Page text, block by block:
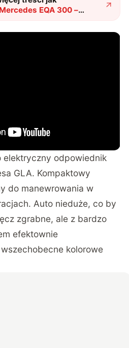
EQA 300 –
Mercedes"?
elektryczny odpowiednik
GLA. Kompaktowy
do manewrowania w
Auto nieduże, co by
zgrabne, ale z bardzo
efektownie
kolorowe